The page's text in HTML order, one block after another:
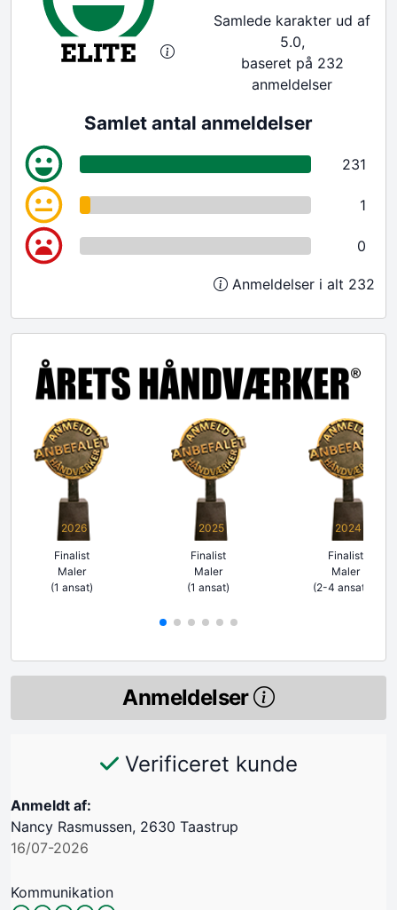
Samlede karakter ud af
5.0,
baseret på 232
anmeldelser
Samlet antal anmeldelser
231
1
0
Anmeldelser i alt 232
2026
Finalist
Maler
(1 ansat)
2025
Finalist
Maler
(1 ansat)
2024
Finalist
Maler
(2-4 ansatte)
Anmeldelser
Verificeret kunde
Anmeldt af:
Nancy Rasmussen, 2630 Taastrup
16/07-2026
Kommunikation